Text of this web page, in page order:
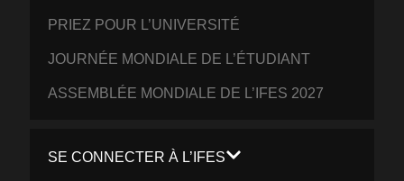
PRIEZ POUR L’UNIVERSITÉ
JOURNÉE MONDIALE DE L’ÉTUDIANT
ASSEMBLÉE MONDIALE DE L’IFES 2027
SE CONNECTER À L’IFES